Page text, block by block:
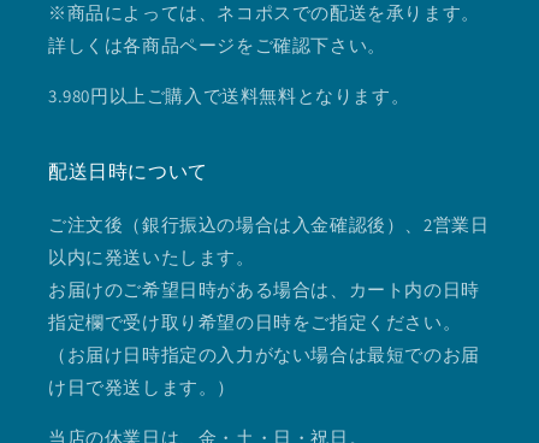
※商品によっては、ネコポスでの配送を承ります。
詳しくは各商品ページをご確認下さい。
3.980円以上ご購入で送料無料となります。
配送日時について
ご注文後（銀行振込の場合は入金確認後）、2営業日
以内に発送いたします。
お届けのご希望日時がある場合は、カート内の日時
指定欄で受け取り希望の日時をご指定ください。
（お届け日時指定の入力がない場合は最短でのお届
け日で発送します。）
当店の休業日は、金・土・日・祝日。